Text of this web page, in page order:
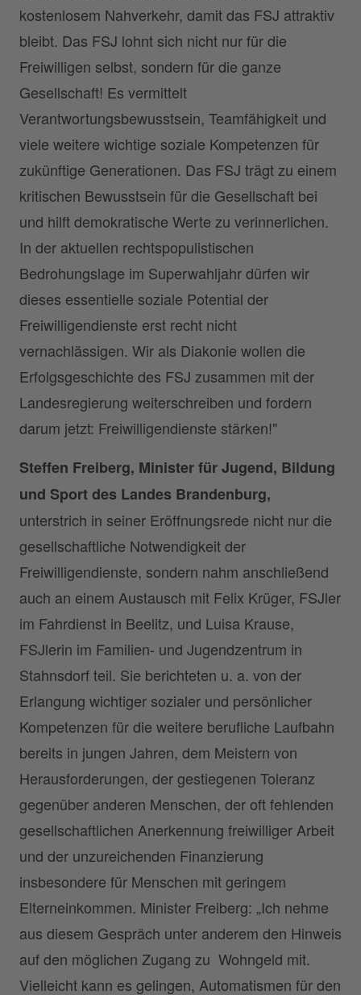
kostenlosem Nahverkehr, damit das FSJ attraktiv
bleibt. Das FSJ lohnt sich nicht nur für die
Freiwilligen selbst, sondern für die ganze
Gesellschaft! Es vermittelt
Verantwortungsbewusstsein, Teamfähigkeit und
viele weitere wichtige soziale Kompetenzen für
zukünftige Generationen. Das FSJ trägt zu einem
kritischen Bewusstsein für die Gesellschaft bei
und hilft demokratische Werte zu verinnerlichen.
In der aktuellen rechtspopulistischen
Bedrohungslage im Superwahljahr dürfen wir
dieses essentielle soziale Potential der
Freiwilligendienste erst recht nicht
vernachlässigen. Wir als Diakonie wollen die
Erfolgsgeschichte des FSJ zusammen mit der
Landesregierung weiterschreiben und fordern
darum jetzt: Freiwilligendienste stärken!"
Steffen Freiberg, Minister für Jugend, Bildung
und Sport des Landes Brandenburg,
unterstrich in seiner Eröffnungsrede nicht nur die
gesellschaftliche Notwendigkeit der
Freiwilligendienste, sondern nahm anschließend
auch an einem Austausch mit Felix Krüger, FSJler
im Fahrdienst in Beelitz, und Luisa Krause,
FSJlerin im Familien- und Jugendzentrum in
Stahnsdorf teil. Sie berichteten u. a. von der
Erlangung wichtiger sozialer und persönlicher
Kompetenzen für die weitere berufliche Laufbahn
bereits in jungen Jahren, dem Meistern von
Herausforderungen, der gestiegenen Toleranz
gegenüber anderen Menschen, der oft fehlenden
gesellschaftlichen Anerkennung freiwilliger Arbeit
und der unzureichenden Finanzierung
insbesondere für Menschen mit geringem
Elterneinkommen. Minister Freiberg: „Ich nehme
aus diesem Gespräch unter anderem den Hinweis
auf den möglichen Zugang zu Wohngeld mit.
Vielleicht kann es gelingen, Automatismen für den